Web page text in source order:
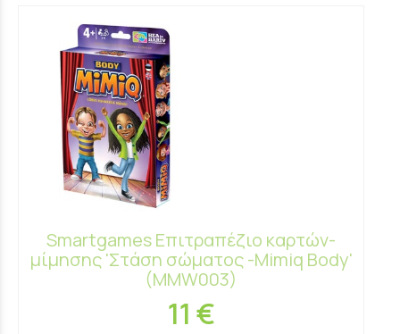
Smartgames Επιτραπέζιο καρτών-
μίμησης 'Στάση σώματος -Mimiq Body'
(MMW003)
11 €